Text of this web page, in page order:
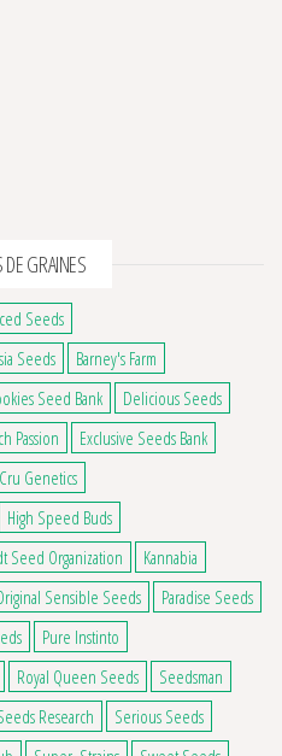
2 avis
GRAINES
Seeds
Seeds
Barney's Farm
Seed Bank
Delicious Seeds
Passion
Exclusive Seeds Bank
Genetics
High Speed Buds
Seed Organization
Kannabia
Sensible Seeds
Paradise Seeds
Pure Instinto
Royal Queen Seeds
Seedsman
Research
Serious Seeds